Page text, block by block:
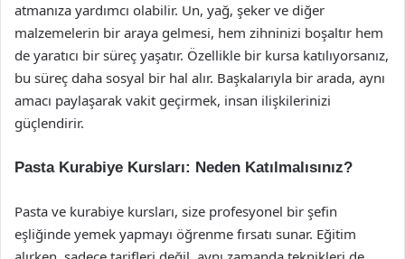
atmanıza yardımcı olabilir. Un, yağ, şeker ve diğer
malzemelerin bir araya gelmesi, hem zihninizi boşaltır hem
de yaratıcı bir süreç yaşatır. Özellikle bir kursa katılıyorsanız,
bu süreç daha sosyal bir hal alır. Başkalarıyla bir arada, aynı
amacı paylaşarak vakit geçirmek, insan ilişkilerinizi
güçlendirir.
Pasta Kurabiye Kursları: Neden Katılmalısınız?
Pasta ve kurabiye kursları, size profesyonel bir şefin
eşliğinde yemek yapmayı öğrenme fırsatı sunar. Eğitim